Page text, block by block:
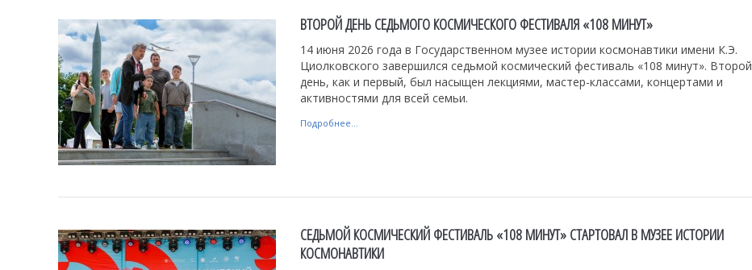
ВТОРОЙ ДЕНЬ СЕДЬМОГО КОСМИЧЕСКОГО ФЕСТИВАЛЯ «108 МИНУТ»
14 июня 2026 года в Государственном музее истории космонавтики имени К.Э.
Циолковского завершился седьмой космический фестиваль «108 минут». Второй
день, как и первый, был насыщен лекциями, мастер-классами, концертами и
активностями для всей семьи.
Подробнее...
СЕДЬМОЙ КОСМИЧЕСКИЙ ФЕСТИВАЛЬ «108 МИНУТ» СТАРТОВАЛ В МУЗЕЕ ИСТОРИИ
КОСМОНАВТИКИ